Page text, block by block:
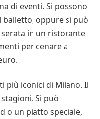
di eventi. Si possono
balletto, oppure si può
in un ristorante
per cenare a
più iconici di Milano. Il
Si può
o un piatto speciale,